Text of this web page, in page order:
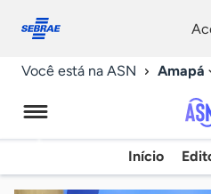
conosco
Você está na ASN Amapá
Início